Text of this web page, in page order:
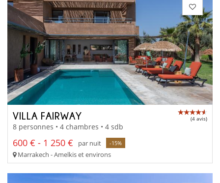
VILLA FAIRWAY (4 avis)
8 personnes • 4 chambres • 4 sdb
600 € - 1 250 € par nuit -15%
Marrakech - Amelkis et environs